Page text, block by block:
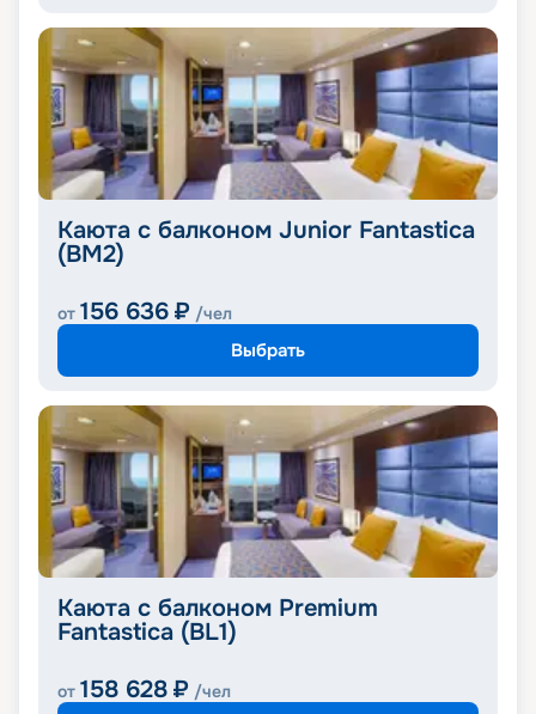
Каюта с балконом Junior Fantastica
(BM2)
от 156 636 ₽ /чел
Выбрать
Каюта с балконом Premium
Fantastica (BL1)
от 158 628 ₽ /чел